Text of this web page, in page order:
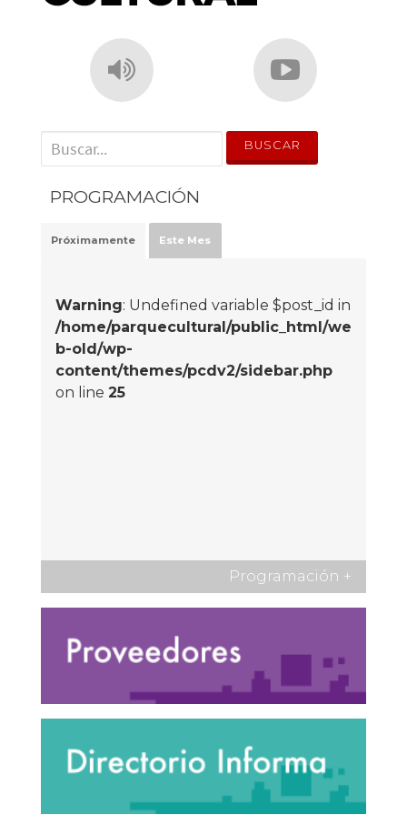
' . __('Search for:') . '
PROGRAMACIÓN
Próximamente Este Mes
Warning: Undefined variable $post_id in
/home/parquecultural/public_html/we
b-old/wp-
content/themes/pcdv2/sidebar.php
on line 25
Programación +